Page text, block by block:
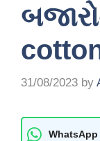
31/08/2023 by
WhatsApp